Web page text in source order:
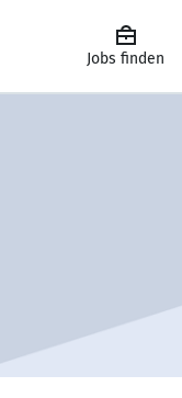
Jobs finden